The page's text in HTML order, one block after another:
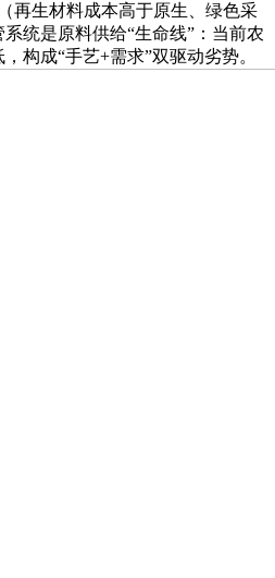
再生材料成本高于原生、绿色采
统是原料供给“生命线”：当前农
构成“手艺+需求”双驱动劣势。